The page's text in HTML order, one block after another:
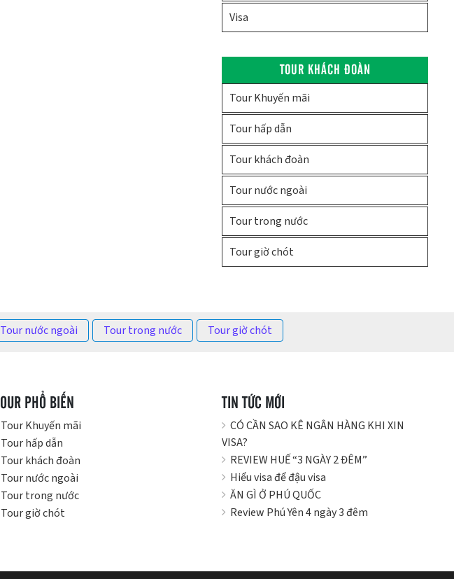
Visa
TOUR KHÁCH ĐOÀN
Tour Khuyến mãi
Tour hấp dẫn
Tour khách đoàn
Tour nước ngoài
Tour trong nước
Tour giờ chót
Tour nước ngoài Tour trong nước Tour giờ chót
TOUR PHỔ BIẾN
Tour Khuyến mãi
Tour hấp dẫn
Tour khách đoàn
Tour nước ngoài
Tour trong nước
Tour giờ chót
TIN TỨC MỚI
CÓ CẦN SAO KÊ NGÂN HÀNG KHI XIN
VISA?
REVIEW HUẾ “3 NGÀY 2 ĐÊM”
Hiểu visa để đậu visa
ĂN GÌ Ở PHÚ QUỐC
Review Phú Yên 4 ngày 3 đêm